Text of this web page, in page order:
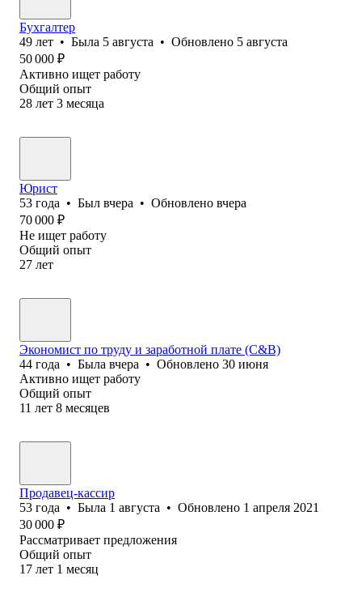
Бухгалтер
49 лет • Была 5 августа • Обновлено 5 августа
50 000 ₽
Активно ищет работу
Общий опыт
28 лет 3 месяца
Юрист
53 года • Был вчера • Обновлено вчера
70 000 ₽
Не ищет работу
Общий опыт
27 лет
Экономист по труду и заработной плате (C&B)
44 года • Была вчера • Обновлено 30 июня
Активно ищет работу
Общий опыт
11 лет 8 месяцев
Продавец-кассир
53 года • Была 1 августа • Обновлено 1 апреля 2021
30 000 ₽
Рассматривает предложения
Общий опыт
17 лет 1 месяц